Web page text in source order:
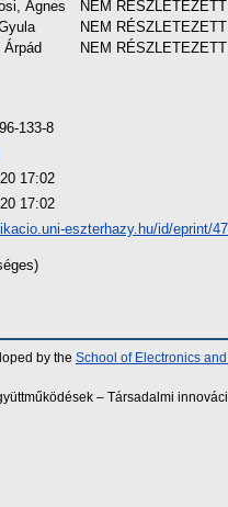
Ágnes
NEM RÉSZLETEZETT
NEM RÉSZLETEZETT
NEM RÉSZLETEZETT
133-8
17:02
17:02
eszterhazy.hu/id/eprint/
by the School of Electronics
– Társadalmi